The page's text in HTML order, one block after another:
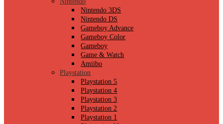
Nintendo 3DS
Nintendo DS
Gameboy Advance
Gameboy Color
Gameboy
Game & Watch
Amiibo
Playstation
Playstation 5
Playstation 4
Playstation 3
Playstation 2
Playstation 1